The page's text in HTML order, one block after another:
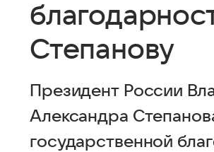
Степанову
Президент России
Александра
государственной